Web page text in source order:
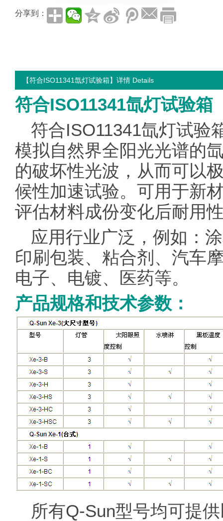
分享到：
【符合ISO11341氙灯试验箱】详情 Details
符合ISO11341氙灯试验箱
符合ISO11341氙灯试验
模拟自然界全阳光光谱的
的破坏性光波，从而可以
候性加速试验。可用于新
评估材料成份变化后耐用
应用行业广泛，例如：
印刷包装、粘合剂、汽车
电子、电镀、医药等。
产品规格和技术参数：
所有Q-Sun型号均可提